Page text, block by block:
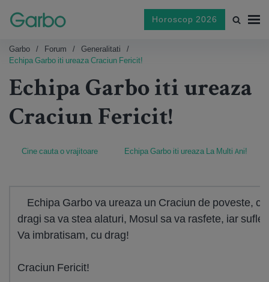
Horoscop 2026
Garbo Forum
Generalitati
Echipa Garbo iti ureaza Craciun Fericit!
Echipa Garbo iti ureaza
Craciun Fericit!
Cine cauta o vrajitoare Echipa Garbo iti ureaza La Multi Ani!
Echipa Garbo va ureaza un Craciun de poveste,
dragi sa va stea alaturi, Mosul sa va rasfete, iar
Va imbratisam, cu drag!
Craciun Fericit!